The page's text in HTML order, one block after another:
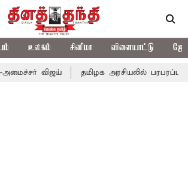
உலகம் சினிமா விளையாட்டு
தமிழக அரசியலில் பரபரப்பு; அமைச்சர்